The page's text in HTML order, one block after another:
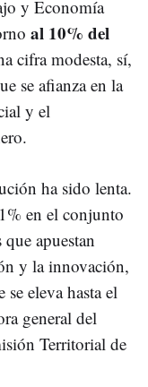
y Economía
al 10% del
cifra modesta, sí,
se afianza en la
y el
ha sido lenta.
en el conjunto
apuestan
y la innovación,
eleva hasta el
general del
Territorial de